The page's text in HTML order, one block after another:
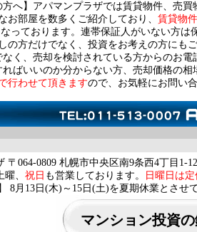
へ】アパマンプラザでは賃貸物件、売買
お部屋を数多くご紹介しており、 賃貸物
なっております。連帯保証人がいない方は
の方だけでなく、投資をお考えの方にも
く、売却を検討されている方からのお電
ばいいのか分からない方、売却価格の相
行わせて頂きますので、お気軽にお問い
〒064-0809 札幌市中央区南9条西4丁目1-12
、 祝日 も営業しております。 日曜日は定
8月13日(木)～15日(土)を夏期休業とさせ
マンション投資の